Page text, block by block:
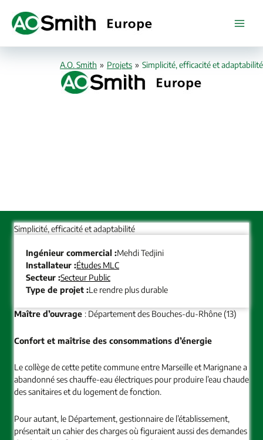
contenu
A.O. Smith » Projets » Simplicité, efficacité et adaptabilité
Simplicité, efficacité et adaptabilité
Ingénieur commercial :Mehdi Tedjini
Installateur :Études MLC
Secteur :Secteur Public
Type de projet :Le rendre plus durable
Maître d’ouvrage : Département des Bouches-du-Rhône (13)
Confort et maîtrise des consommations d’énergie
Le collège de cette petite commune entre Marseille et Marignane a
abandonné ses chauffe-eau électriques pour produire l’eau chaude
des sanitaires et du logement de fonction.
Pour autant, le Département, gestionnaire de l’établissement,
présentait un cahier des charges où figuraient aussi des demandes